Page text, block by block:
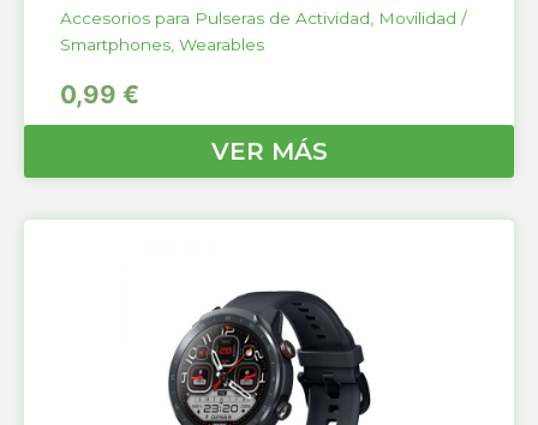
Accesorios para Pulseras de Actividad, Movilidad /
Smartphones, Wearables
0,99 €
VER MÁS